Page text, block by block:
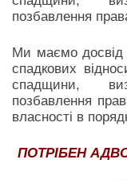
позбавлення
Ми маємо досвід
спадкових
спадщини,
позбавлення
власності в
ПОТРІБЕН